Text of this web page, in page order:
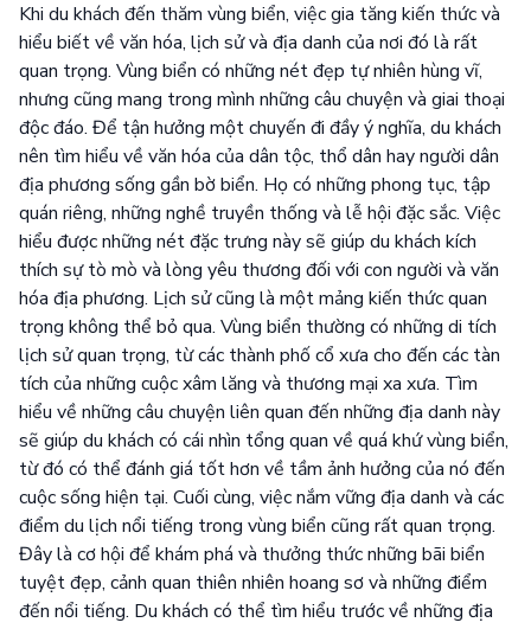
Khi du khách đến thăm vùng biển, việc gia tăng kiến thức và
hiểu biết về văn hóa, lịch sử và địa danh của nơi đó là rất
quan trọng. Vùng biển có những nét đẹp tự nhiên hùng vĩ,
nhưng cũng mang trong mình những câu chuyện và giai thoại
độc đáo. Để tận hưởng một chuyến đi đầy ý nghĩa, du khách
nên tìm hiểu về văn hóa của dân tộc, thổ dân hay người dân
địa phương sống gần bờ biển. Họ có những phong tục, tập
quán riêng, những nghề truyền thống và lễ hội đặc sắc. Việc
hiểu được những nét đặc trưng này sẽ giúp du khách kích
thích sự tò mò và lòng yêu thương đối với con người và văn
hóa địa phương. Lịch sử cũng là một mảng kiến thức quan
trọng không thể bỏ qua. Vùng biển thường có những di tích
lịch sử quan trọng, từ các thành phố cổ xưa cho đến các tàn
tích của những cuộc xâm lăng và thương mại xa xưa. Tìm
hiểu về những câu chuyện liên quan đến những địa danh này
sẽ giúp du khách có cái nhìn tổng quan về quá khứ vùng biển,
từ đó có thể đánh giá tốt hơn về tầm ảnh hưởng của nó đến
cuộc sống hiện tại. Cuối cùng, việc nắm vững địa danh và các
điểm du lịch nổi tiếng trong vùng biển cũng rất quan trọng.
Đây là cơ hội để khám phá và thưởng thức những bãi biển
tuyệt đẹp, cảnh quan thiên nhiên hoang sơ và những điểm
đến nổi tiếng. Du khách có thể tìm hiểu trước về những địa